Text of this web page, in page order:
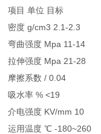
项目 单位 目标
密度 g/cm3 2.1-2.3
弯曲强度 Mpa 11-14
拉伸强度 Mpa 21-28
摩擦系数 / 0.04
吸水率 % <19
介电强度 KV/mm 10
运用温度 ℃ -180~260